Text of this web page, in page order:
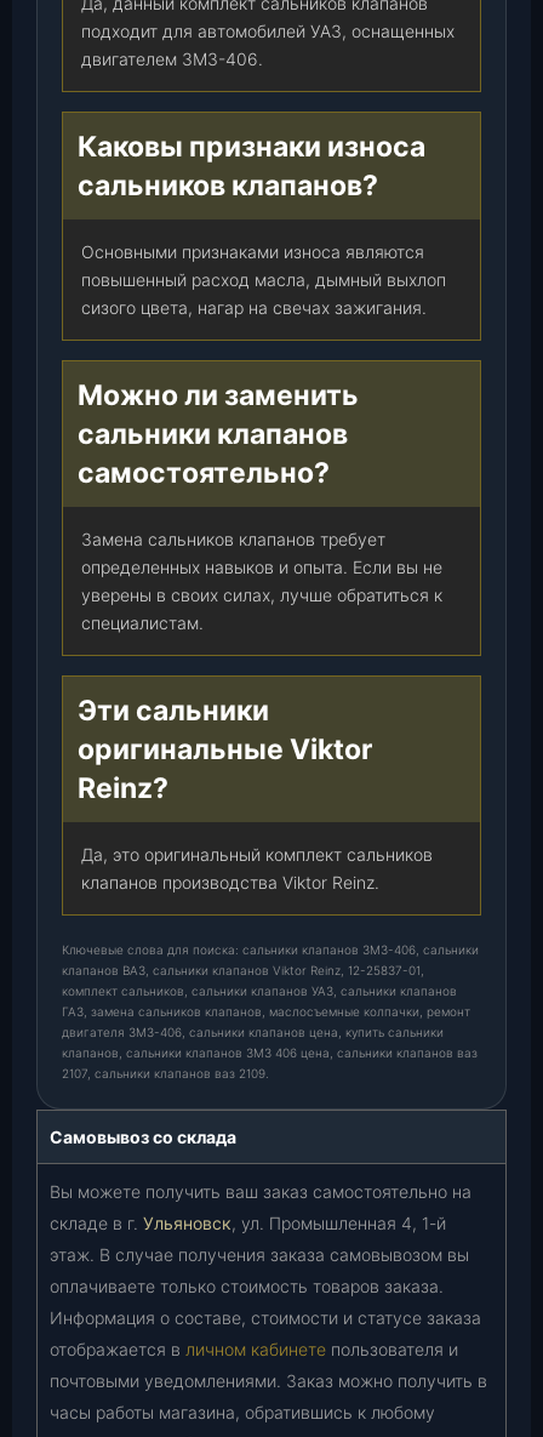
)
подходит для автомобилей УАЗ, оснащенных
двигателем ЗМЗ-406.
Каковы признаки износа
сальников клапанов?
Основными признаками износа являются
повышенный расход масла, дымный выхлоп
сизого цвета, нагар на свечах зажигания.
Можно ли заменить
сальники клапанов
самостоятельно?
Замена сальников клапанов требует
определенных навыков и опыта. Если вы не
уверены в своих силах, лучше обратиться к
специалистам.
Эти сальники
оригинальные Viktor
Reinz?
Да, это оригинальный комплект сальников
клапанов производства Viktor Reinz.
Ключевые слова для поиска: сальники клапанов ЗМЗ-406, сальники
клапанов ВАЗ, сальники клапанов Viktor Reinz, 12-25837-01,
комплект сальников, сальники клапанов УАЗ, сальники клапанов
ГАЗ, замена сальников клапанов, маслосъемные колпачки, ремонт
двигателя ЗМЗ-406, сальники клапанов цена, купить сальники
клапанов, сальники клапанов ЗМЗ 406 цена, сальники клапанов ваз
2107, сальники клапанов ваз 2109.
Самовывоз со склада
Вы можете получить ваш заказ самостоятельно на
складе в г. Ульяновск, ул. Промышленная 4, 1-й
этаж. В случае получения заказа самовывозом вы
оплачиваете только стоимость товаров заказа.
Информация о составе, стоимости и статусе заказа
отображается в личном кабинете пользователя и
почтовыми уведомлениями. Заказ можно получить в
часы работы магазина, обратившись к любому